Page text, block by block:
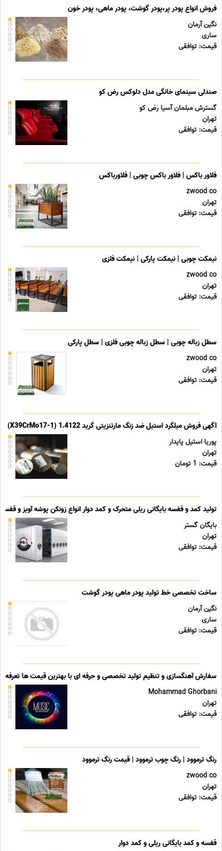
فروش انواع پودر پر،پودر گوشت، پودر ماهی، پودر خون
نگین آرمان
ساری
قیمت: توافقی
صندلی سینمای خانگی مدل دلوکس رض کو
گسترش مبلمان آسیا رض کو
تهران
قیمت: توافقی
فلاور باکس | فلاور باکس چوبی | فلاورباکس
zwood co
تهران
قیمت: توافقی
نیمکت چوبی | نیمکت پارکی | نیمکت فلزی
zwood co
تهران
قیمت: توافقی
سطل زباله چوبی | سطل زباله چوبی فلزی | سطل پارکی
zwood co
تهران
قیمت: توافقی
آگهی فروش میلگرد استیل ضد زنگ مارتنزیتی گرید 1.4122 (X39CrMo17-1)
پوریا استیل پایدار
تهران
قیمت: 1 تومان
تولید کمد و قفسه بایگانی ریلی متحرک و کمد دوار انواع زونکن پوشه آویز و قفسه
بایگان گستر
تهران
قیمت: توافقی
ساخت تخصصی خط تولید پودر ماهی پودر گوشت
نگین آرمان
ساری
قیمت: توافقی
سفارش آهنگسازی و تنظیم تولید تخصصی و حرفه ای با بهترین قیمت ها تعرفه
Mohammad Ghorbani
تهران
قیمت: توافقی
رنگ ترموود | رنگ چوب ترموود | قیمت رنگ ترموود
zwood co
تهران
قیمت: توافقی
قفسه و کمد بایگانی ریلی و کمد دوار